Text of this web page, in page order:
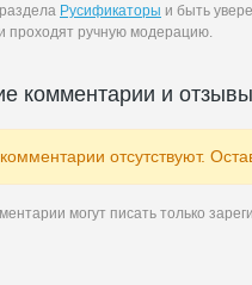
Русификаторы и быть
проходят ручную модерацию.
комментарии и
отсутствуют.
могут писать только